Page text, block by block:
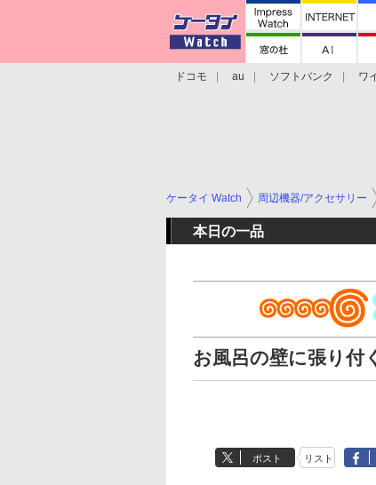
ドコモ au ソフトバンク ワ
ケータイ Watch 周辺機器/アクセサリー
本日の一品
お風呂の壁に張り付
ポスト リスト